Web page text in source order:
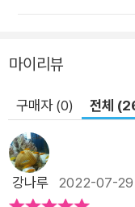
가 일어난 금요일 밤,
들은 마치 불꽃놀이
구경했다. 사고 다음
에서 시민들은 옥상에
널고, 아이들은 놀이터
이루어지고 시민들은
에 대해서는 여전히 알
마이리뷰
구매자 (0) 전체
강나루 2022-07-29